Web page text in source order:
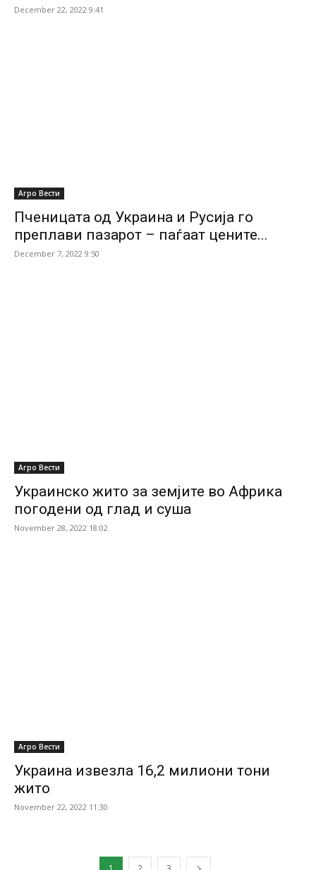
December 22, 2022 9:41
Агро Вести
Пченицата од Украина и Русија го
преплави пазарот – паѓаат цените...
December 7, 2022 9:50
Агро Вести
Украинско жито за земјите во Африка
погодени од глад и суша
November 28, 2022 18:02
Агро Вести
Украина извезла 16,2 милиони тони
жито
November 22, 2022 11:30